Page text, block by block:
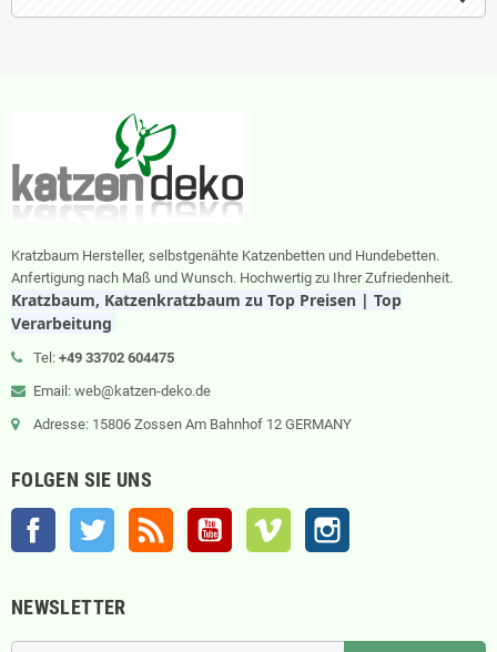
Kratzbaum Hersteller, selbstgenähte Katzenbetten und Hundebetten.
Anfertigung nach Maß und Wunsch. Hochwertig zu Ihrer Zufriedenheit.
Kratzbaum, Katzenkratzbaum zu Top Preisen | Top
Verarbeitung
Tel: +49 33702 604475
Email: web@katzen-deko.de
Adresse: 15806 Zossen Am Bahnhof 12 GERMANY
FOLGEN SIE UNS
Facebook Twitter RSS YouTube Vimeo
NEWSLETTER